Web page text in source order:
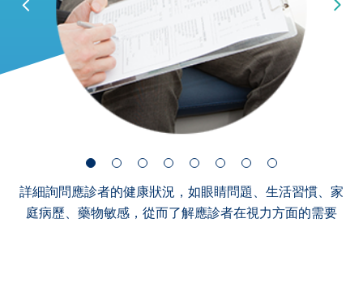
詳細詢問應診者的健康狀況，如眼睛問題、生活習慣、家
庭病歷、藥物敏感，從而了解應診者在視力方面的需要